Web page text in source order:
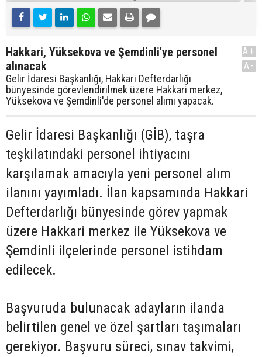
Hakkari, Yüksekova ve Şemdinli'ye personel
alınacak
Gelir İdaresi Başkanlığı, Hakkari Defterdarlığı
bünyesinde görevlendirilmek üzere Hakkari merkez,
Yüksekova ve Şemdinli'de personel alımı yapacak.
A+
A-
Gelir İdaresi Başkanlığı (GİB), taşra
teşkilatındaki personel ihtiyacını
karşılamak amacıyla yeni personel alım
ilanını yayımladı. İlan kapsamında Hakkari
Defterdarlığı bünyesinde görev yapmak
üzere Hakkari merkez ile Yüksekova ve
Şemdinli ilçelerinde personel istihdam
edilecek.
Başvuruda bulunacak adayların ilanda
belirtilen genel ve özel şartları taşımaları
gerekiyor. Başvuru süreci, sınav takvimi,